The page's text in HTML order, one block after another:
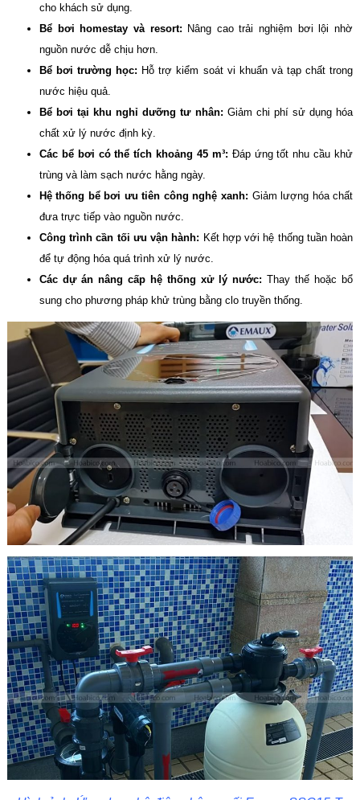
cho khách sử dụng.
Bể bơi homestay và resort: Nâng cao trải nghiệm bơi lội nhờ
nguồn nước dễ chịu hơn.
Bể bơi trường học: Hỗ trợ kiểm soát vi khuẩn và tạp chất trong
nước hiệu quả.
Bể bơi tại khu nghỉ dưỡng tư nhân: Giảm chi phí sử dụng hóa
chất xử lý nước định kỳ.
Các bể bơi có thể tích khoảng 45 m³: Đáp ứng tốt nhu cầu khử
trùng và làm sạch nước hằng ngày.
Hệ thống bể bơi ưu tiên công nghệ xanh: Giảm lượng hóa chất
đưa trực tiếp vào nguồn nước.
Công trình cần tối ưu vận hành: Kết hợp với hệ thống tuần hoàn
để tự động hóa quá trình xử lý nước.
Các dự án nâng cấp hệ thống xử lý nước: Thay thế hoặc bổ
sung cho phương pháp khử trùng bằng clo truyền thống.